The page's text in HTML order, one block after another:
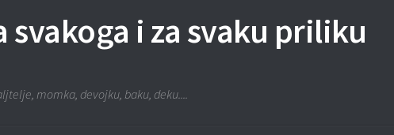
i za svaku priliku
momka, devojku, baku, deku....